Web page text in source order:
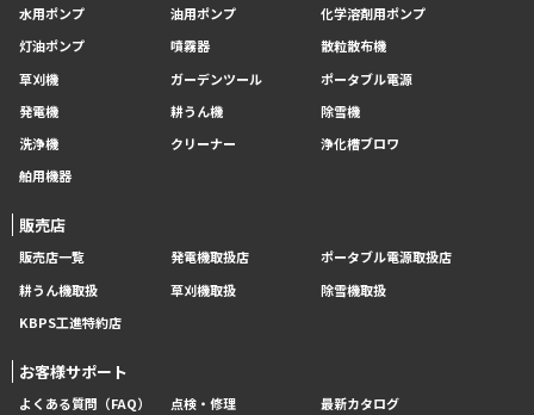
水用ポンプ 油用ポンプ
化学溶剤用ポンプ
灯油ポンプ
噴霧器
散粒散布機
草刈機
ガーデンツール
ポータブル電源
発電機
耕うん機
除雪機
洗浄機
クリーナー
浄化槽ブロワ
舶用機器
販売店
販売店一覧 発電機取扱店
ポータブル電源取扱店
耕うん機取扱
草刈機取扱
除雪機取扱
KBPS工進特約店
お客様サポート
よくある質問（FAQ） 点検・修理 最新カタログ